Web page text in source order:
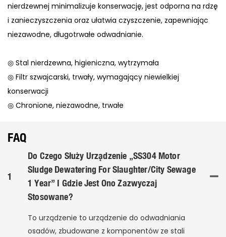
nierdzewnej minimalizuje konserwację, jest odporna na rdzę
i zanieczyszczenia oraz ułatwia czyszczenie, zapewniając
niezawodne, długotrwałe odwadnianie.
◎ Stal nierdzewna, higieniczna, wytrzymała
◎ Filtr szwajcarski, trwały, wymagający niewielkiej
konserwacji
◎ Chronione, niezawodne, trwałe
FAQ
1
Do Czego Służy Urządzenie „SS304 Motor
Sludge Dewatering For Slaughter/City Sewage
1 Year” I Gdzie Jest Ono Zazwyczaj
Stosowane?
To urządzenie to urządzenie do odwadniania
osadów, zbudowane z komponentów ze stali